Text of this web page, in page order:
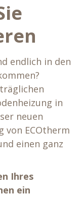
endlich in den
in
neuen
von ECOtherm
einen ganz
Ihres
ein